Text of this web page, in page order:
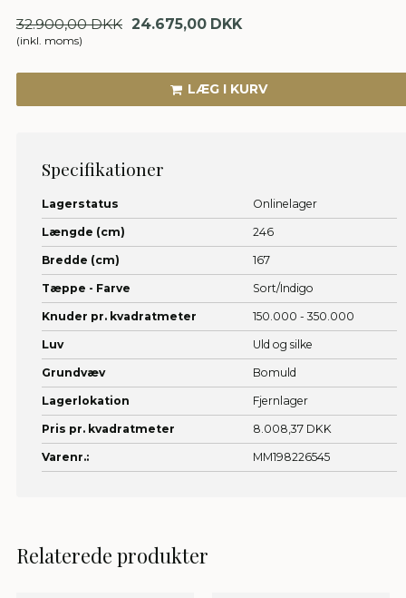
24.675,00 DKK
32.900,00 DKK
(inkl. moms)
LÆG I KURV
Specifikationer
Lagerstatus Onlinelager
Længde (cm) 246
Bredde (cm) 167
Tæppe - Farve Sort/Indigo
Knuder pr. kvadratmeter 150.000 - 350.000
Luv Uld og silke
Grundvæv Bomuld
Lagerlokation Fjernlager
Pris pr. kvadratmeter 8.008,37 DKK
Varenr.: MM198226545
Relaterede produkter